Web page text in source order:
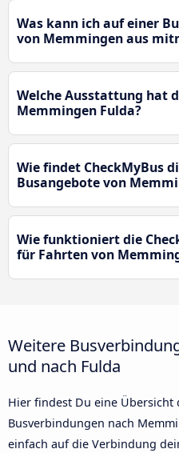
Was kann ich auf einer
von Memmingen aus
Welche Ausstattung hat
Memmingen Fulda?
Wie findet CheckMyBus
Busangebote von
Wie funktioniert die
für Fahrten von
Weitere
und nach Fulda
Hier findest Du eine Übersicht
Busverbindungen nach
einfach auf die Verbindung